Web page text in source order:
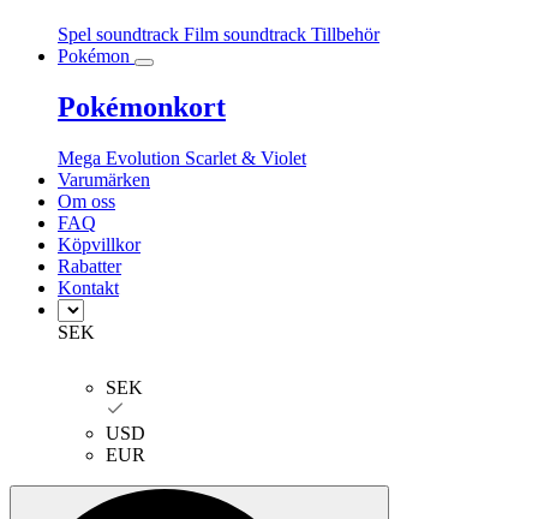
Spel soundtrack Film soundtrack Tillbehör
Pokémon
Pokémonkort
Mega Evolution Scarlet & Violet
Varumärken
Om oss
FAQ
Köpvillkor
Rabatter
Kontakt
SEK
SEK
USD
EUR